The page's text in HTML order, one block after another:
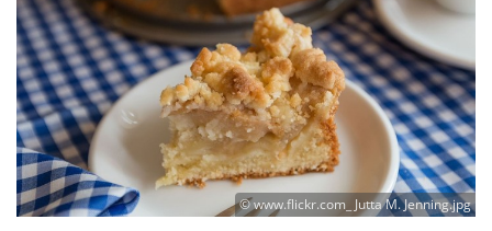
© www.flickr.com_ Jutta M. Jenning.jpg